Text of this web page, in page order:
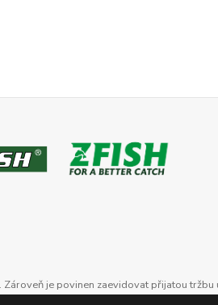
je povinen zaevidovat přijatou